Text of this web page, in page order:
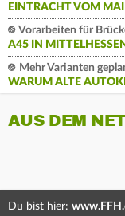
EINTRACHT VOM
Vorarbeiten für
A45 IN
Mehr Varianten
WARUM ALTE
AUS DEM
Du bist hier: